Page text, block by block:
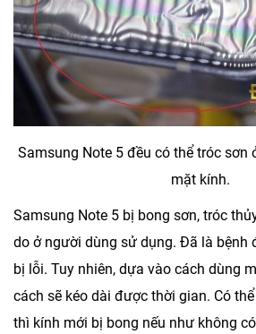
Samsung Note 5 đều có thể tróc sơn
mặt kính.
Samsung Note 5 bị bong sơn, tróc
do ở người dùng sử dụng. Đã là bệnh
bị lỗi. Tuy nhiên, dựa vào cách dùng
cách sẽ kéo dài được thời gian. Có
thì kính mới bị bong nếu như không